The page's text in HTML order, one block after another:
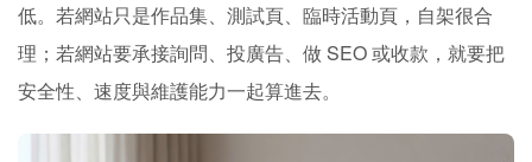
低。若網站只是作品集、測試頁、臨時活動頁，自架很合
理；若網站要承接詢問、投廣告、做 SEO 或收款，就要把
安全性、速度與維護能力一起算進去。